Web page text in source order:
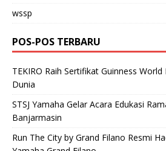
wssp
POS-POS TERBARU
TEKIRO Raih Sertifikat Guinness
Dunia
STSJ Yamaha Gelar Acara Edukasi
Banjarmasin
Run The City by Grand Filano Resmi